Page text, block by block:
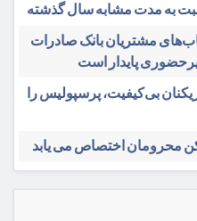
مشتریان بانک صادرات
پایدار است
بی‌کیفیت، پرسپولیس را